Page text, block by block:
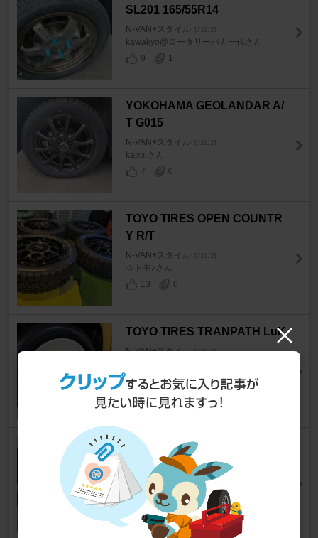
SL201 165/55R14
N-VAN+スタイル [JJ1/2]
kawakyo@ロータリーバカ一代さん
9
1
YOKOHAMA GEOLANDAR A/
T G015
N-VAN+スタイル [JJ1/2]
kappiさん
7
0
TOYO TIRES OPEN COUNTR
Y R/T
N-VAN+スタイル [JJ1/2]
☆トモ♪さん
13
0
TOYO TIRES TRANPATH LuK
N-VAN+スタイル [JJ1/2]
9
0
BRIDGESTONE W300 145/80
R12
N-VAN+スタイル [JJ1/2]
horser36さん
58
0